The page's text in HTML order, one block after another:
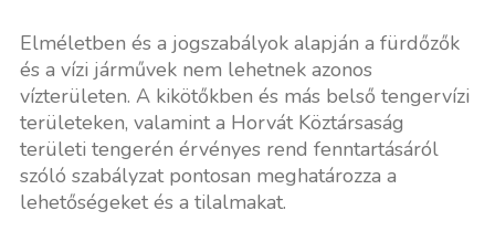
Elméletben és a jogszabályok alapján a fürdőzők
és a vízi járművek nem lehetnek azonos
vízterületen. A kikötőkben és más belső tengervízi
területeken, valamint a Horvát Köztársaság
területi tengerén érvényes rend fenntartásáról
szóló szabályzat pontosan meghatározza a
lehetőségeket és a tilalmakat.